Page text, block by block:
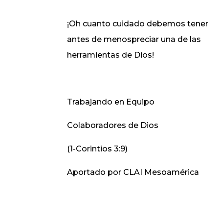
¡Oh cuanto cuidado debemos tener
antes de menospreciar una de las
herramientas de Dios!
Trabajando en Equipo
Colaboradores de Dios
(1-Corintios 3:9)
Aportado por CLAI Mesoamérica